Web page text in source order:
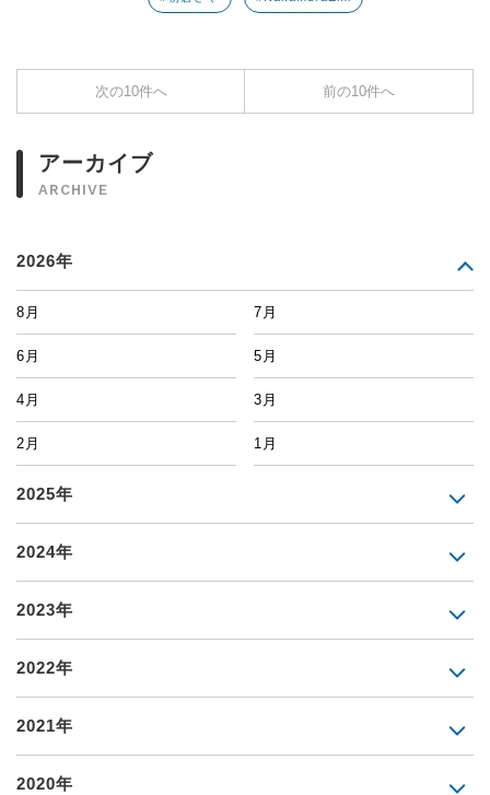
次の10件へ 前の10件へ
アーカイブ
ARCHIVE
2026年
8月 7月
6月 5月
4月 3月
2月 1月
2025年
2024年
2023年
2022年
2021年
2020年